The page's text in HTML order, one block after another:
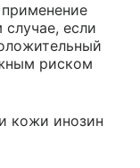
если
риском
кожи инозин